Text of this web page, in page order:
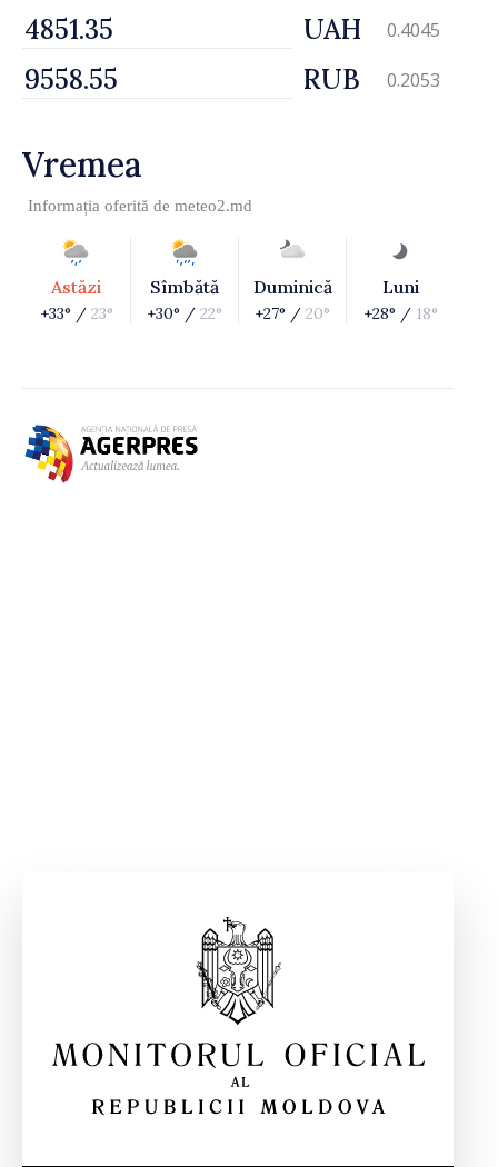
UAH 0.4045
RUB 0.2053
Vremea
Informația oferită de meteo2.md
Astăzi
+33° / 23°
Sîmbătă
+30° / 22°
Duminică
+27° / 20°
Luni
+28° / 18°